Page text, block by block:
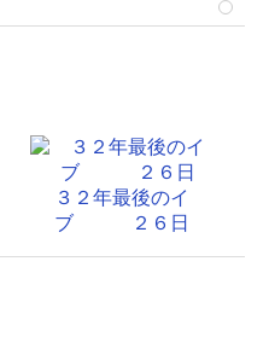
３２年最後のイ
ブ ２６日